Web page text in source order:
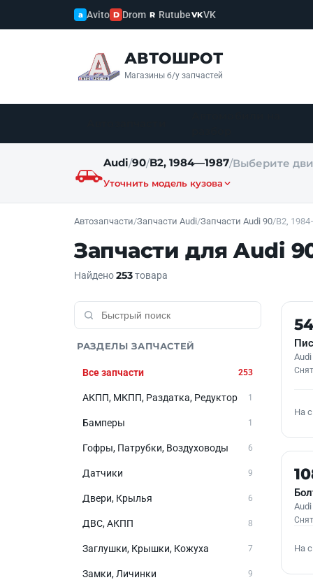
a Avito D Drom R RutubeVKVK
АВТОШРОТ
Магазины б/у запчастей
Audi/90/B2, 1984—1987/Выберите
Уточнить модель кузова
Автозапчасти/Запчасти Audi/Запчасти Audi 90/B2,
Запчасти для Audi
Найдено253товара
РАЗДЕЛЫ ЗАПЧАСТЕЙ
Все запчасти 253
АКПП, МКПП, Раздатка, Редуктор 1
Бамперы 1
Гофры, Патрубки, Воздуховоды 6
Датчики 9
Двери, Крылья 6
ДВС, АКПП 8
Заглушки, Крышки, Кожуха 7
Замки, Личинки 9
Б/У
На
Б/У
На